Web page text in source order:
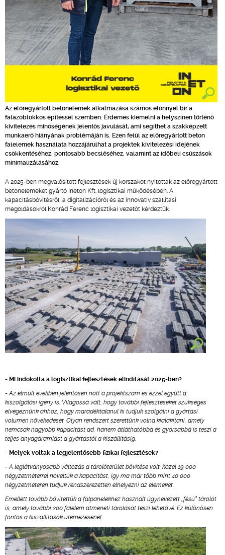
Az előregyártott betonelemek alkalmazása számos előnnyel bír a
falazóblokkos építéssel szemben. Érdemes kiemelni a helyszínen történő
kivitelezés minőségének jelentős javulását, ami segíthet a szakképzett
munkaerő hiányának problémáján is. Ezen felül az előregyártott beton
falelemek használata hozzájárulhat a projektek kivitelezési idejének
csökkentéséhez, pontosabb becsléséhez, valamint az időbeli csúszások
minimalizálásához.
A 2025-ben megvalósított fejlesztések új korszakot nyitottak az előregyártott
betonelemeket gyártó Ineton Kft. logisztikai működésében. A
kapacitásbővítésről, a digitalizációról és az innovatív szállítási
megoldásokról Konrád Ferenc logisztikai vezetőt kérdeztük.
- Mi indokolta a logisztikai fejlesztések elindítását 2025-ben?
-Az elmúlt években jelentősen nőtt a projektszám és ezzel együtt a
kiszolgálási igény is. Világossá vált, hogy további fejlesztéseket szükséges
elvégeznünk ahhoz, hogy maradéktalanul ki tudjuk szolgálni a gyártási
volumen növekedését. Olyan rendszert szerettünk volna kialakítani, amely
nemcsak nagyobb kapacitást ad, hanem átláthatóbbá és gyorsabbá is teszi a
teljes anyagáramlást a gyártástól a kiszállításig.
- Melyek voltak a legjelentősebb fizikai fejlesztések?
-A leglátványosabb változás a tárolóterület bővítése volt: közel 19 000
négyzetméterrel növeltük a kapacitást, így ma már több mint 40 000
négyzetméteren tudjuk rendszerezetten elhelyezni az elemeket.
Emellett tovább bővítettük a falpanelekhez használt úgynevezett „fésű” tárolót
is, amely további 200 falelem átmeneti tárolását teszi lehetővé. Ez különösen
fontos a kiszállítások ütemezésénél.